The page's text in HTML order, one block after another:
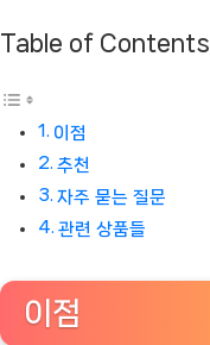
Table of Contents
이점
추천
자주 묻는 질문
관련 상품들
이점